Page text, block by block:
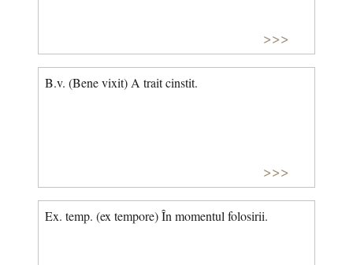
>>>
B.v. (Bene vixit) A trait cinstit.
>>>
Ex. temp. (ex tempore) În momentul folosirii.